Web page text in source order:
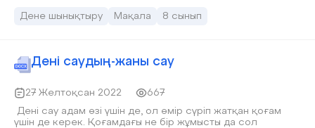
Дене шынықтыру Мақала 8 сынып
Дені саудың-жаны сау
27 Желтоқсан 2022
667
Дені сау адам өзі үшін де, ол өмір сүріп жатқан қоғам
үшін де керек. Қоғамдағы не бір жұмысты да сол